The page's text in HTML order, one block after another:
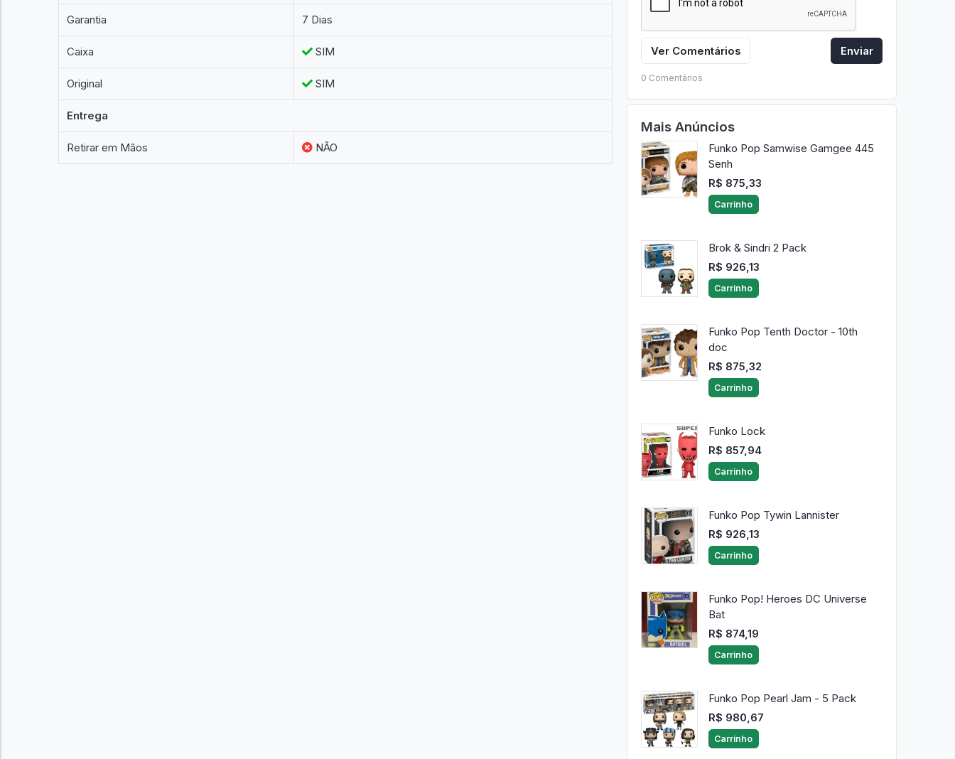
Garantia 7 Dias
Caixa SIM
Original SIM
Entrega
Retirar em Mãos NÃO
Ver Comentários Enviar
0 Comentários
Mais Anúncios
Funko Pop Samwise Gamgee 445
Senh
R$ 875,33
Carrinho
Brok & Sindri 2 Pack
R$ 926,13
Carrinho
Funko Pop Tenth Doctor - 10th
doc
R$ 875,32
Carrinho
Funko Lock
R$ 857,94
Carrinho
Funko Pop Tywin Lannister
R$ 926,13
Carrinho
Funko Pop! Heroes DC Universe
Bat
R$ 874,19
Carrinho
Funko Pop Pearl Jam - 5 Pack
R$ 980,67
Carrinho